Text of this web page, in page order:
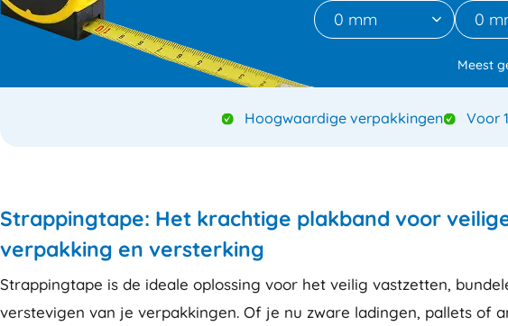
0 mm 0
Meest
Hoogwaardige verpakkingen Voor
Strappingtape: Het krachtige plakband voor
verpakking en versterking
Strappingtape is de ideale oplossing voor het veilig vastzetten,
verstevigen van je verpakkingen. Of je nu zware ladingen, pallets of